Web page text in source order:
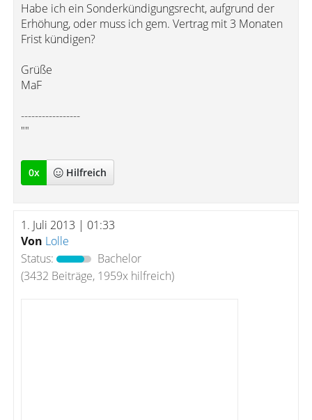
Habe ich ein Sonderkündigungsrecht, aufgrund der
Erhöhung, oder muss ich gem. Vertrag mit 3 Monaten
Frist kündigen?
Grüße
MaF
-----------------
""
0x Hilfreich
1. Juli 2013 | 01:33
Von Lolle
Status:
Bachelor
(3432 Beiträge, 1959x hilfreich)